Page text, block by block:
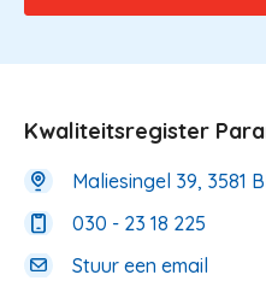
Kwaliteitsregister
Maliesingel 39, 3581
030 - 23 18 225
Stuur een email